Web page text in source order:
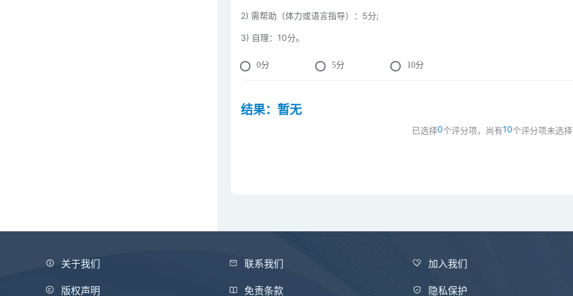
2) 需帮助（体力或语言指导）：5分;
3) 自理：10分。
0分 5分 10分
结果： 暂无
已选择0个评分项，尚有10个评分项未选择
关于我们 联系我们 加入我们
版权声明 免责条款 隐私保护